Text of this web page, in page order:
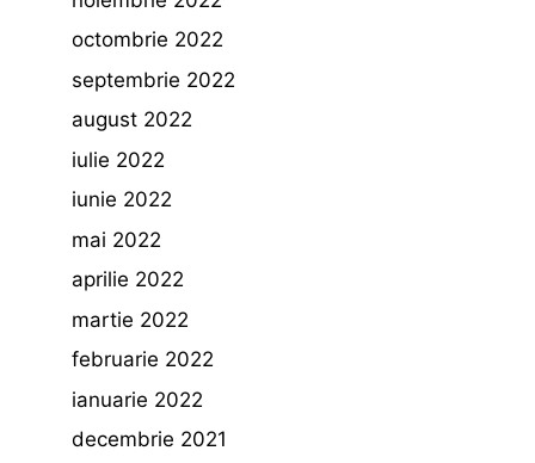
octombrie 2022
septembrie 2022
august 2022
iulie 2022
iunie 2022
mai 2022
aprilie 2022
martie 2022
februarie 2022
ianuarie 2022
decembrie 2021